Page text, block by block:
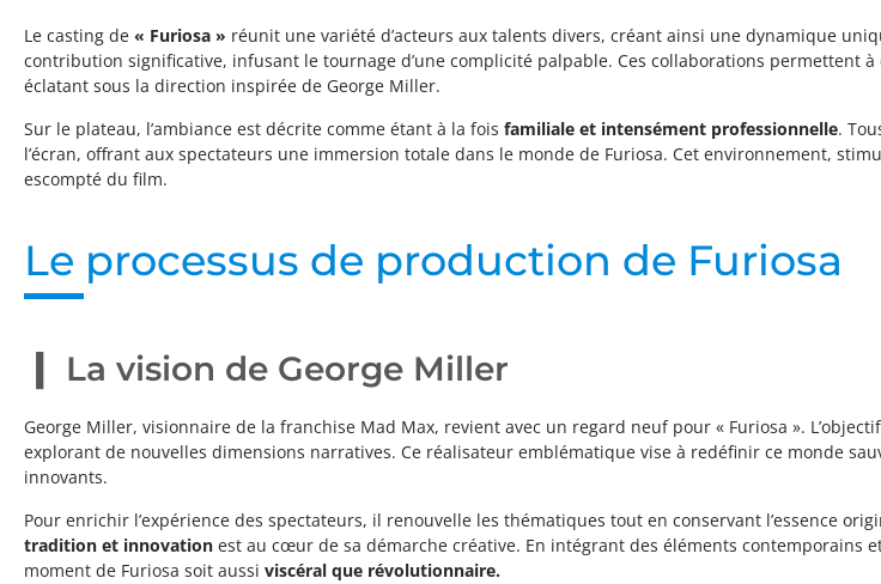
Le casting de « Furiosa » réunit une variété d’acteurs aux talents divers, créant ainsi une dynamique
contribution significative, infusant le tournage d’une complicité palpable. Ces collaborations permettent
éclatant sous la direction inspirée de George Miller.
Sur le plateau, l’ambiance est décrite comme étant à la fois familiale et intensément professionnelle.
l’écran, offrant aux spectateurs une immersion totale dans le monde de Furiosa. Cet environnement,
escompté du film.
Le processus de production de Furiosa
La vision de George Miller
George Miller, visionnaire de la franchise Mad Max, revient avec un regard neuf pour « Furiosa ». L’objectif
explorant de nouvelles dimensions narratives. Ce réalisateur emblématique vise à redéfinir ce monde
innovants.
Pour enrichir l’expérience des spectateurs, il renouvelle les thématiques tout en conservant l’essence
tradition et innovation est au cœur de sa démarche créative. En intégrant des éléments contemporains
moment de Furiosa soit aussi viscéral que révolutionnaire.